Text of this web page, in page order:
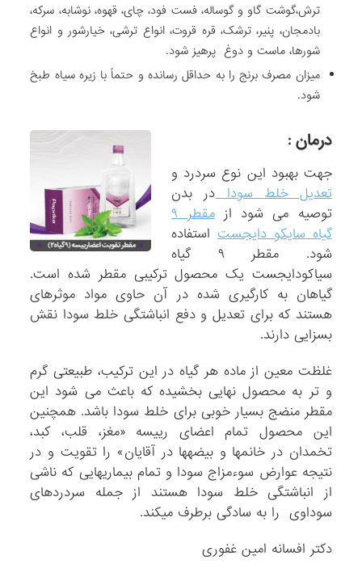
ترش،گوشت گاو و گوساله، فست فود، چای، قهوه، نوشابه، سرکه،
بادمجان، پنیر، ترشک، قره قروت، انواع ترشی، خیارشور و انواع
شورها، ماست و دوغ پرهیز شود.
میزان مصرف برنج ­را به حداقل رسانده و حتماً با زیره سیاه طبخ
شود.
درمان :
جهت بهبود این نوع سردرد و
تعدیل خلط سودادر بدن
توصیه می شود از
مقطر ۹
گیاه سایکو دایجستاستفاده
شود. مقطر ۹ گیاه
سیاکودایجست یک محصول ترکیبی مقطر شده است.
گیاهان به کارگیری شده در آن حاوی مواد موثره­ای
هستند که برای تعدیل و دفع انباشتگی خلط سودا نقش
بسزایی دارند.
غلظت معین از ماده هر گیاه در این ترکیب، طبیعتی گرم
و تر به محصول نهایی بخشیده که باعث می­ شود این
مقطر منضج بسیار خوبی برای خلط سودا باشد. هم­چنین
این محصول تمام اعضای رییسه «مغز، قلب، کبد،
تخمدان در خانم­ها و بیضه­ها در آقایان» را تقویت و در
نتیجه عوارض سوء‌مزاج سودا و تمام بیماری­هایی که ناشی
از انباشتگی خلط سودا هستند از جمله سردردهای
سوداوی را به سادگی برطرف می­کند.
دکتر افسانه امین غفوری